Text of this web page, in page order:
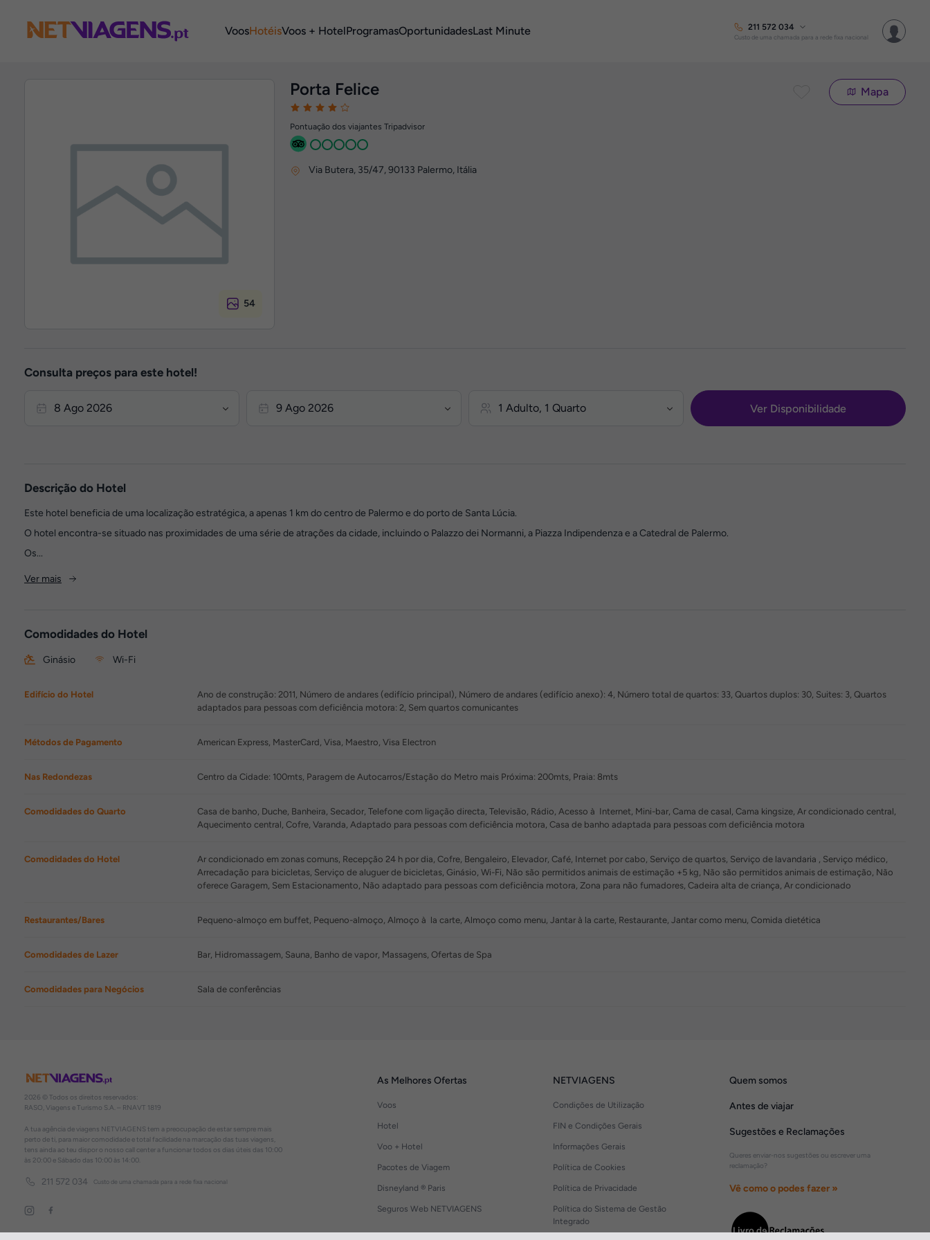
VoosHotéisVoos + HotelProgramasOportunidadesLast Minute 211 572 034
Custo de uma chamada para a rede fixa nacional
54
Porta Felice
Pontuação dos viajantes Tripadvisor
Mapa
Via Butera, 35/47,90133 Palermo, Itália
Consulta preços para este hotel!
Ver Disponibilidade
Descrição do Hotel
Este hotel beneficia de uma localização estratégica, a apenas 1 km do centro de Palermo e do porto de Santa Lúcia.
O hotel encontra-se situado nas proximidades de uma série de atrações da cidade, incluindo o Palazzo dei Normanni, a Piazza Indipendenza e a Catedral de Palermo.
Os...
Ver mais
Comodidades do Hotel
Ginásio Wi-Fi
Edifício do Hotel
Ano de construção: 2011, Número de andares (edifício principal), Número de andares (edifício anexo): 4, Número total de quartos: 33, Quartos duplos: 30, Suites: 3, Quartos
adaptados para pessoas com deficiência motora: 2, Sem quartos comunicantes
Métodos de Pagamento American Express, MasterCard, Visa, Maestro, Visa Electron
Nas Redondezas Centro da Cidade: 100mts, Paragem de Autocarros/Estação do Metro mais Próxima: 200mts, Praia: 8mts
Comodidades do Quarto
Casa de banho, Duche, Banheira, Secador, Telefone com ligação directa, Televisão, Rádio, Acesso à Internet, Mini-bar, Cama de casal, Cama kingsize, Ar condicionado central,
Aquecimento central, Cofre, Varanda, Adaptado para pessoas com deficiência motora, Casa de banho adaptada para pessoas com deficiência motora
Comodidades do Hotel
Ar condicionado em zonas comuns, Recepção 24 h por dia, Cofre, Bengaleiro, Elevador, Café, Internet por cabo, Serviço de quartos, Serviço de lavandaria , Serviço médico,
Arrecadação para bicicletas, Serviço de aluguer de bicicletas, Ginásio, Wi-Fi, Não são permitidos animais de estimação +5 kg, Não são permitidos animais de estimação, Não
oferece Garagem, Sem Estacionamento, Não adaptado para pessoas com deficiência motora, Zona para não fumadores, Cadeira alta de criança, Ar condicionado
Restaurantes/Bares Pequeno-almoço em buffet, Pequeno-almoço, Almoço à la carte, Almoço como menu, Jantar à la carte, Restaurante, Jantar como menu, Comida dietética
Comodidades de Lazer Bar, Hidromassagem, Sauna, Banho de vapor, Massagens, Ofertas de Spa
Comodidades para Negócios Sala de conferências
2026 © Todos os direitos reservados:
RASO, Viagens e Turismo S.A. – RNAVT 1819
A tua agência de viagens NETVIAGENS tem a preocupação de estar sempre mais
perto de ti, para maior comodidade e total facilidade na marcação das tuas viagens,
tens ainda ao teu dispor o nosso call center a funcionar todos os dias úteis das 10:00
às 20:00 e Sábado das 10:00 às 14:00.
211 572 034 Custo de uma chamada para a rede fixa nacional
As Melhores Ofertas
Voos
Hotel
Voo + Hotel
Pacotes de Viagem
Disneyland ® Paris
Seguros Web NETVIAGENS
NETVIAGENS
Condições de Utilização
FIN e Condições Gerais
Informações Gerais
Política de Cookies
Política de Privacidade
Política do Sistema de Gestão
Integrado
Quem somos
Antes de viajar
Sugestões e Reclamações
Queres enviar-nos sugestões ou escrever uma
reclamação?
Vê como o podes fazer »